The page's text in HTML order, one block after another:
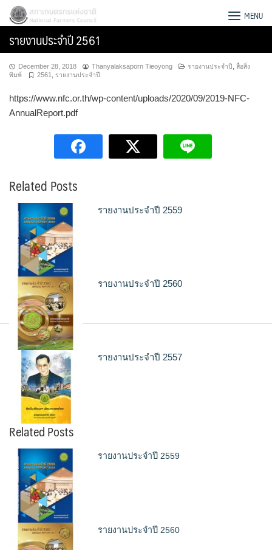
Skip
content
Search
for:
สภาเกษตรกรแห่งชาติ MENU
รายงานประจำปี 2561
December 28, 2018 Thanyalaksaporn Tieoyong รายงานประจำปี สื่อสิ่ง
พิมพ์
2561 รายงานประจำปี
https://www.nfc.or.th/wp-content/uploads/2020/09/2019-NFC-
AnnualReport.pdf
Related Posts
รายงานประจำปี 2559
รายงานประจำปี 2560
รายงานประจำปี 2557
Related Posts
รายงานประจำปี 2559
รายงานประจำปี 2560